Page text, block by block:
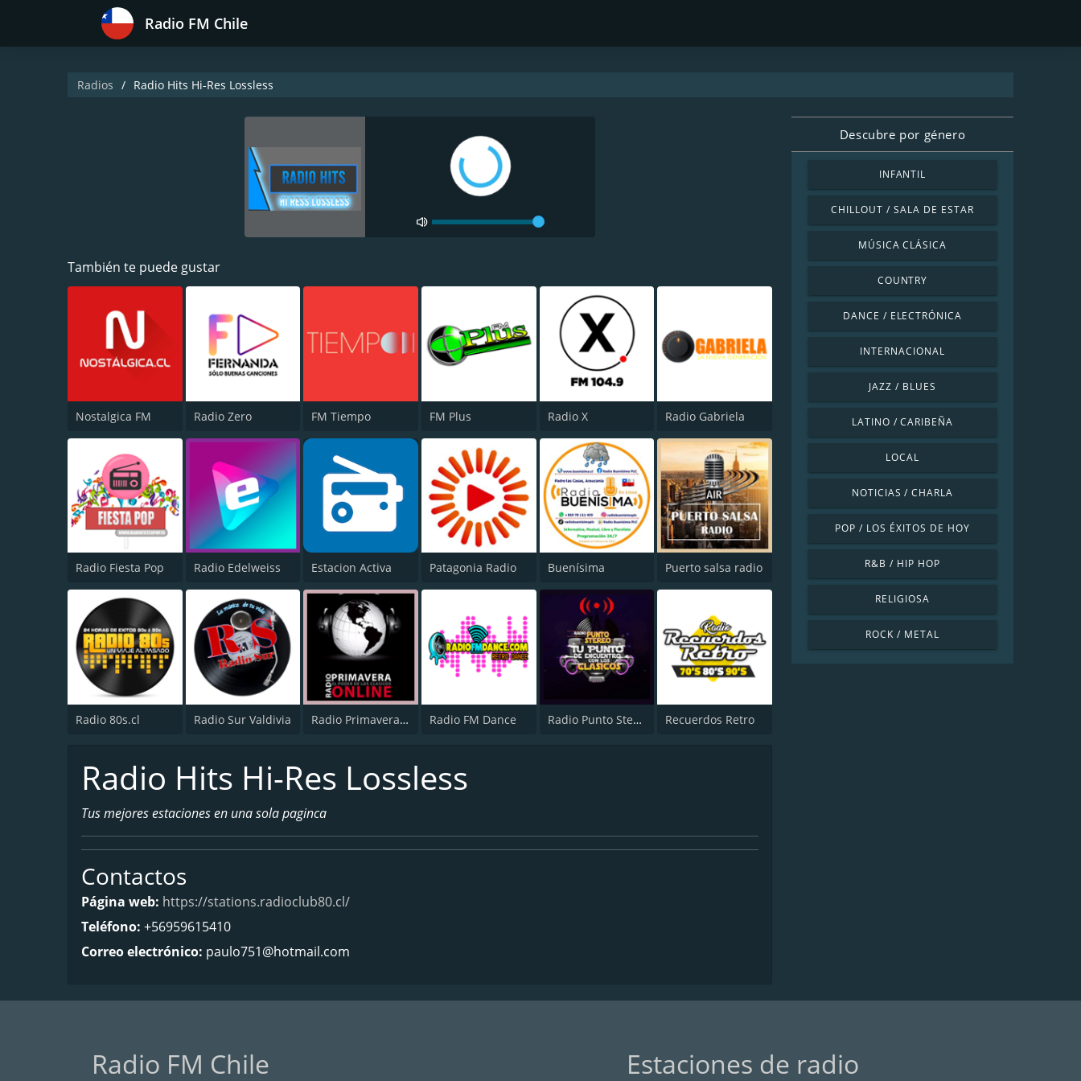
Radio FM Chile
Radios Radio Hits Hi-Res Lossless
También te puede gustar
Nostalgica FM Radio Zero FM Tiempo FM Plus Radio X Radio Gabriela
Radio Fiesta Pop Radio Edelweiss Estacion Activa Patagonia Radio Buenísima Puerto salsa radio
Radio 80s.cl Radio Sur Valdivia Radio Primavera Online Radio FM Dance Radio Punto Stereo Chile Recuerdos Retro
Radio Hits Hi-Res Lossless
Tus mejores estaciones en una sola paginca
Contactos
Página web: https://stations.radioclub80.cl/
Teléfono: +56959615410
Correo electrónico: paulo751@hotmail.com
Descubre por género
INFANTIL
CHILLOUT / SALA DE ESTAR
MÚSICA CLÁSICA
COUNTRY
DANCE / ELECTRÓNICA
INTERNACIONAL
JAZZ / BLUES
LATINO / CARIBEÑA
LOCAL
NOTICIAS / CHARLA
POP / LOS ÉXITOS DE HOY
R&B / HIP HOP
RELIGIOSA
ROCK / METAL
Radio FM Chile
Estaciones de radio